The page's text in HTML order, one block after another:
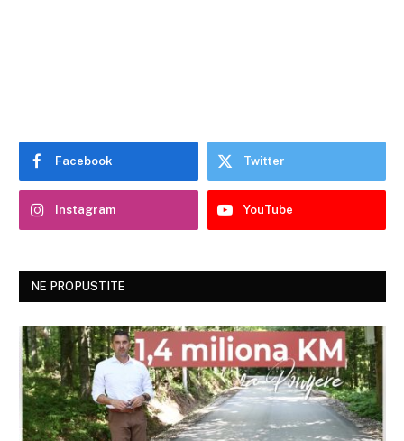
Facebook Twitter
Instagram YouTube
NE PROPUSTITE